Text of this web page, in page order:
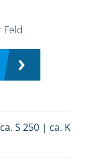
Feld
ca. S 250 | ca. K